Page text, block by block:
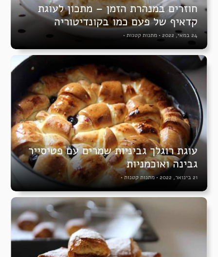
חוזרים במנהרת הזמן – מתכון לעוגת
קדאיף של פעם כמו בקונדיטוריה
24 במאי, 2022 • מתנות קטנות •
עוגת רוגלך גביניות שמרים עם פטיסייר
גבינה ואוכמניות
21 בינואר, 2022 •מתנות קטנות•